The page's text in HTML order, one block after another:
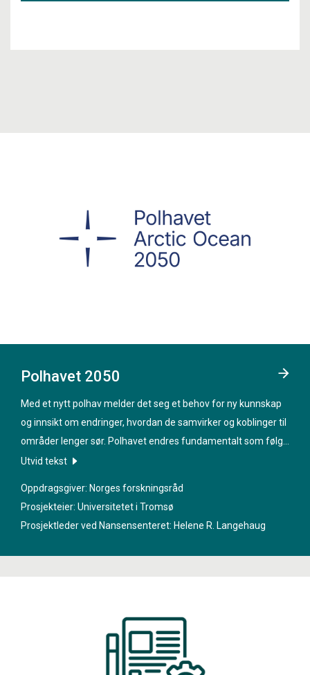
Polhavet 2050
Med et nytt polhav melder det seg et behov for ny kunnskap
og innsikt om endringer, hvordan de samvirker og koblinger til
områder lenger sør. Polhavet endres fundamentalt som følge
av pågående klimaendringer. Innen de neste 25 årene vil
iøynefallende endringen, kommer også andre endringer som
kan være av kritisk betydning, men som ikke er like synlige.
Denne omkalfatringen av Polhavet har avdekket at den
legge til rette for utvikling og implementering av oppdaterte
forvaltningsprinsipper i det nye, blå Polhavet.
Utvid tekst
Oppdragsgiver: Norges forskningsråd
Prosjekteier: Universitetet i Tromsø
Prosjektleder ved Nansensenteret: Helene R. Langehaug